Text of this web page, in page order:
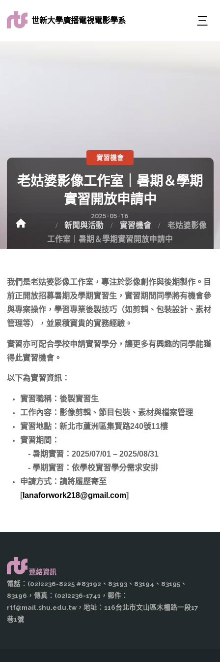
世新大學廣播電視電影學系
老姑婆影像工作室｜暑期＆學期
實習開放申請中
2025-05-16
實習機會
新聞與活動 實習機會
老姑婆影像
工作室｜暑期＆學期實習開放申請中
我們是老姑婆影像工作室，專注於影像創作與後期製作。目
前正開放招募暑期及學期實習生 ，實習期間同學將有機會參
與專案操作，學習專業後製技巧（如剪輯、包裝設計、素材
管理等），並累積寶貴的實務經驗。
實習亦可配合學校申請實習學分，讓更多有興趣的同學能獲
得此實習機會。
以下為實習資訊：
實習職稱：後製實習生
工作內容：影像剪輯、節目包裝、素材與檔案管理
實習地點：新北市蘆洲區集賢路240號11樓
實習期間 ：
- 暑期實習：2025/07/01 – 2025/08/31
- 學期實習：依學校實習學分需求安排
申請方式：請將履歷寄至
[lanaforwork218@gmail.com]
連絡資訊
電話：(02)2236-8225 #83192、83193、83194、83195、
83196，傳真：(02)2236-1741，郵件：
rtf@mail.shu.edu.tw，地址：116台北市文山區木柵路一段17
巷1號